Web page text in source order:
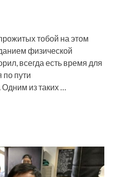
тобой на этом
физической
всегда есть время для
по пути
из таких …